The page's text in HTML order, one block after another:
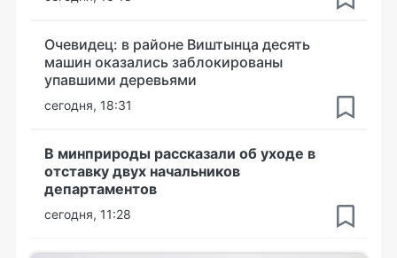
Очевидец: в районе Виштынца десять
машин оказались заблокированы
упавшими деревьями
сегодня, 18:31
В минприроды рассказали об уходе в
отставку двух начальников
департаментов
сегодня, 11:28